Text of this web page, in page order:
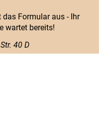
das Formular aus - Ihr
wartet bereits!
40 D